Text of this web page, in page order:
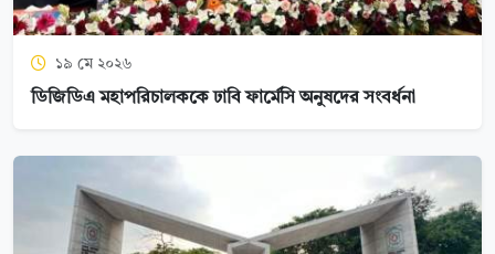
১৯ মে ২০২৬
ডিজিডিএ মহাপরিচালককে ঢাবি ফার্মেসি অনুষদের সংবর্ধনা